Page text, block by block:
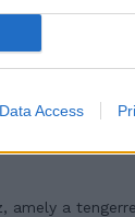
Data Access
ha jobban
amely a